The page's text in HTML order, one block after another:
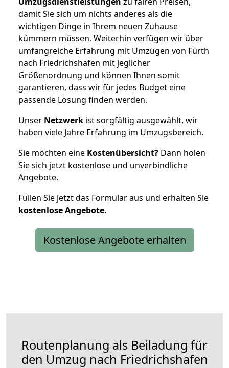
damit Sie sich um nichts anderes als die
wichtigen Dinge in Ihrem neuen Zuhause
kümmern müssen. Weiterhin verfügen wir über
umfangreiche Erfahrung mit Umzügen von Fürth
nach Friedrichshafen mit jeglicher
Größenordnung und können Ihnen somit
garantieren, dass wir für jedes Budget eine
passende Lösung finden werden.
Unser Netzwerk ist sorgfältig ausgewählt, wir
haben viele Jahre Erfahrung im Umzugsbereich.
Sie möchten eine Kostenübersicht? Dann holen
Sie sich jetzt kostenlose und unverbindliche
Angebote.
Füllen Sie jetzt das Formular aus und erhalten Sie
kostenloseAngebote.
Kostenlose Angebote erhalten
Routenplanung als Beiladung für
den Umzug nach Friedrichshafen